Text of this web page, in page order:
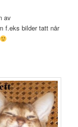
av
f.eks bilder tatt når